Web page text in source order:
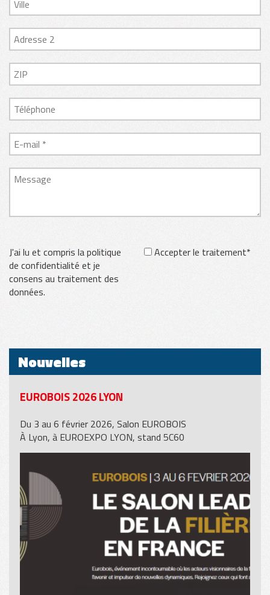
J'ai lu et compris la politique
de confidentialité et je
consens au traitement des
données.
Accepter le traitement*
Nouvelles
EUROBOIS 2026 LYON
Du 3 au 6 février 2026, Salon EUROBOIS
À Lyon, à EUROEXPO LYON, stand 5C60